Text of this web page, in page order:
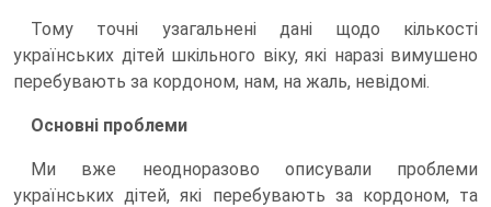
Тому точні узагальнені дані щодо кількості
українських дітей шкільного віку, які наразі вимушено
перебувають за кордоном, нам, на жаль, невідомі.
Основні проблеми
Ми вже неодноразово описували проблеми
українських дітей, які перебувають за кордоном, та